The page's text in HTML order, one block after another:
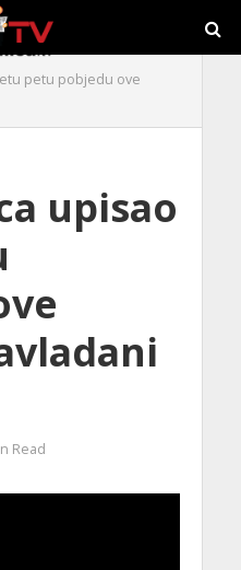
petu pobjedu ove
upisao
Read